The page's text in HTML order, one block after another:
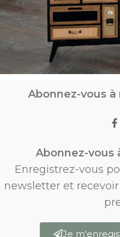
Abonnez-vous à
Abonnez-vous
Enregistrez-vous
newsletter et
Je